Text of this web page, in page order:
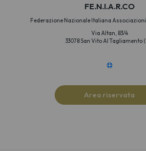
FE.N.I.A.R.CO
Federazione Nazionale Italiana
Via Altan, 83/4
33078 San Vito Al Tagliamento
Area riservata